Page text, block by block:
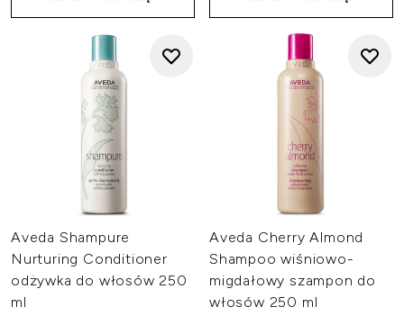
Aveda Shampure
Nurturing Conditioner
odżywka do włosów 250
ml
Aveda Cherry Almond
Shampoo wiśniowo-
migdałowy szampon do
włosów 250 ml